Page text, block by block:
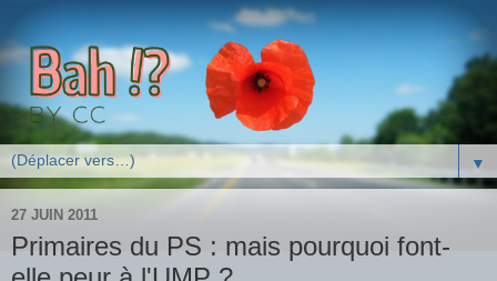
▼
27 JUIN 2011
Primaires du PS : mais pourquoi font-